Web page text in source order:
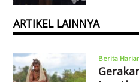
ARTIKEL LAINNYA
Berita